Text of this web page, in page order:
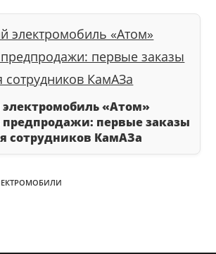
электромобиль «Атом»
предпродажи: первые заказы
сотрудников КамАЗа